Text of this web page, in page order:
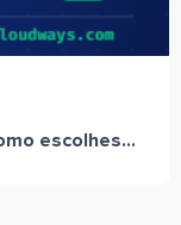
escolhes...